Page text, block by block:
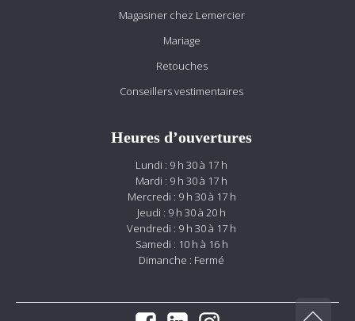
Magasiner chez Lemercier
Mariage
Retouches
Conseillers vestimentaires
Heures d’ouvertures
Lundi : 9 h 30 à 17 h
Mardi : 9 h 30 à 17 h
Mercredi : 9 h 30 à 17 h
Jeudi : 9 h 30 à 20 h
Vendredi : 9 h 30 à 17 h
Samedi : 10 h à 16 h
Dimanche : Fermé